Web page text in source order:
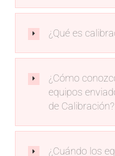
¿Qué es
¿Cómo
equipos
de Calibración?
¿Cuándo los